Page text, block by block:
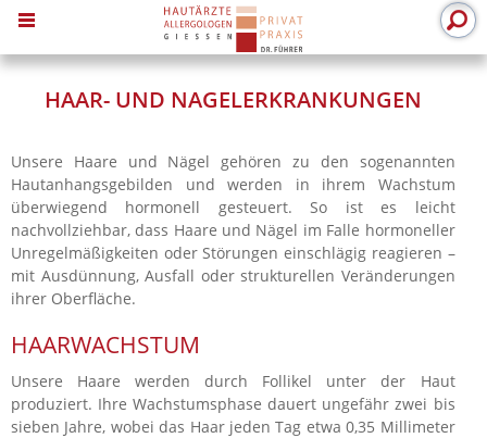
MENU
HAAR- UND NAGELERKRANKUNGEN
Unsere Haare und Nägel gehören zu den sogenannten
Hautanhangsgebilden und werden in ihrem Wachstum
überwiegend hormonell gesteuert. So ist es leicht
nachvollziehbar, dass Haare und Nägel im Falle hormoneller
Unregelmäßigkeiten oder Störungen einschlägig reagieren –
mit Ausdünnung, Ausfall oder strukturellen Veränderungen
ihrer Oberfläche.
HAARWACHSTUM
Unsere Haare werden durch Follikel unter der Haut
produziert. Ihre Wachstumsphase dauert ungefähr zwei bis
sieben Jahre, wobei das Haar jeden Tag etwa 0,35 Millimeter